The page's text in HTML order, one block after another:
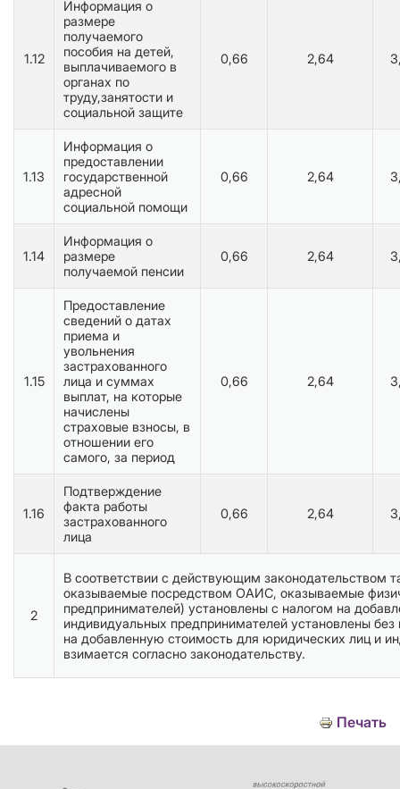
1.12
Информация о
размере
получаемого
пособия на детей,
выплачиваемого в
органах по
труду,занятости и
социальной защите
0,66 2,64
1.13
Информация о
предоставлении
государственной
адресной
социальной помощи
0,66 2,64
1.14
Информация о
размере
получаемой пенсии
0,66 2,64
1.15
Предоставление
сведений о датах
приема и
увольнения
застрахованного
лица и суммах
выплат, на которые
начислены
страховые взносы, в
отношении его
самого, за период
0,66 2,64
1.16
Подтверждение
факта работы
застрахованного
лица
0,66 2,64
2
В соответствии с действующим законодательством
оказываемые посредством ОАИС, оказываемые
предпринимателей) установлены с налогом на
индивидуальных предпринимателей установлены
на добавленную стоимость для юридических лиц и
взимается согласно законодательству.
Печать